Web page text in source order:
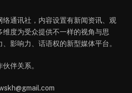
通讯社，内容设置有新闻资讯、观
维度为受众提供不一样的视角与思
影响力、话语权的新型媒体平台。
伴关系。